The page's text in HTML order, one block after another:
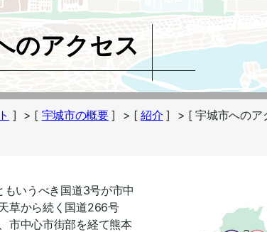
のアクセス
] > [ 宇城市の概要] > [紹介 ] > [ 宇城市へのア
いうべき国道3号が市中
草から続く国道266号
市中心市街部を経て熊本